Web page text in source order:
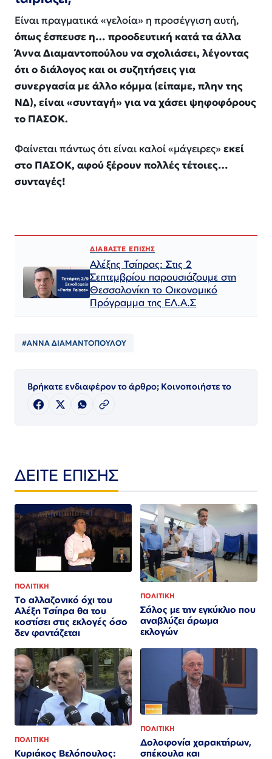
Είναι πραγματικά «γελοία» η προσέγγιση αυτή,
όπως έσπευσε η… προοδευτική κατά τα άλλα
Άννα Διαμαντοπούλου να σχολιάσει, λέγοντας
ότι ο διάλογος και οι συζητήσεις για
συνεργασία με άλλο κόμμα (είπαμε, πλην της
ΝΔ), είναι «συνταγή» για να χάσει ψηφοφόρους
το ΠΑΣΟΚ.
Φαίνεται πάντως ότι είναι καλοί «μάγειρες»εκεί
στο ΠΑΣΟΚ, αφού ξέρουν πολλές τέτοιες…
συνταγές!
ΔΙΑΒΑΣΤΕ ΕΠΙΣΗΣ
Αλέξης Τσίπρας: Στις 2
Σεπτεμβρίου παρουσιάζουμε στη
Θεσσαλονίκη το Οικονομικό
Πρόγραμμα της ΕΛ.Α.Σ
#ΑΝΝΑ ΔΙΑΜΑΝΤΟΠΟΥΛΟΥ
Βρήκατε ενδιαφέρον το άρθρο; Κοινοποιήστε το
ΔΕΙΤΕ ΕΠΙΣΗΣ
ΠΟΛΙΤΙΚΗ
Το αλλαζονικό όχι του
Αλέξη Τσίπρα θα του
κοστίσει στις εκλογές όσο
δεν φαντάζεται
ΠΟΛΙΤΙΚΗ
Σάλος με την εγκύκλιο που
αναβλύζει άρωμα
εκλογών
ΠΟΛΙΤΙΚΗ
Κυριάκος Βελόπουλος:
ΠΟΛΙΤΙΚΗ
Δολοφονία χαρακτήρων,
σπέκουλα και